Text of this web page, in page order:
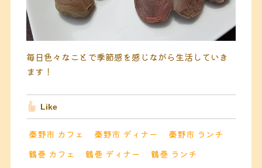
毎日色々なことで季節感を感じながら生活していき
ます！
Like
秦野市 カフェ 秦野市 ディナー
秦野市 ランチ
鶴巻 カフェ
鶴巻 ディナー 鶴巻 ランチ